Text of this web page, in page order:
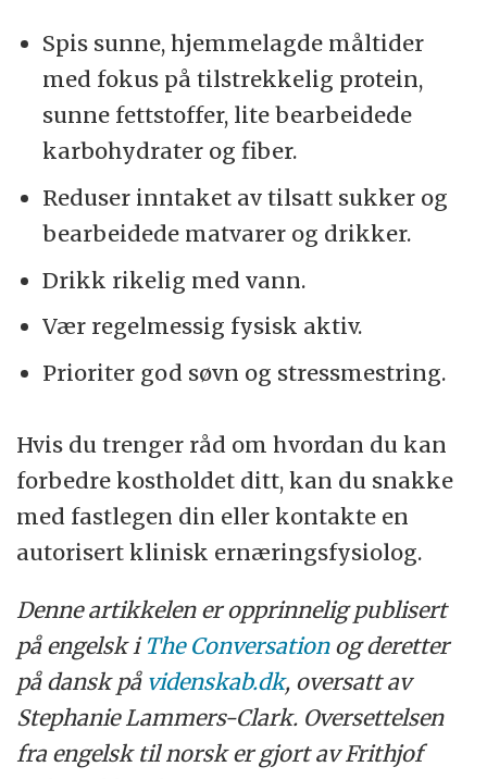
Spis sunne, hjemmelagde måltider
med fokus på tilstrekkelig protein,
sunne fettstoffer, lite bearbeidede
karbohydrater og fiber.
Reduser inntaket av tilsatt sukker og
bearbeidede matvarer og drikker.
Drikk rikelig med vann.
Vær regelmessig fysisk aktiv.
Prioriter god søvn og stressmestring.
Hvis du trenger råd om hvordan du kan
forbedre kostholdet ditt, kan du snakke
med fastlegen din eller kontakte en
autorisert klinisk ernæringsfysiolog.
Denne artikkelen er opprinnelig publisert
på engelsk i The Conversationog deretter
på dansk på videnskab.dk, oversatt av
Stephanie Lammers-Clark. Oversettelsen
fra engelsk til norsk er gjort av Frithjof